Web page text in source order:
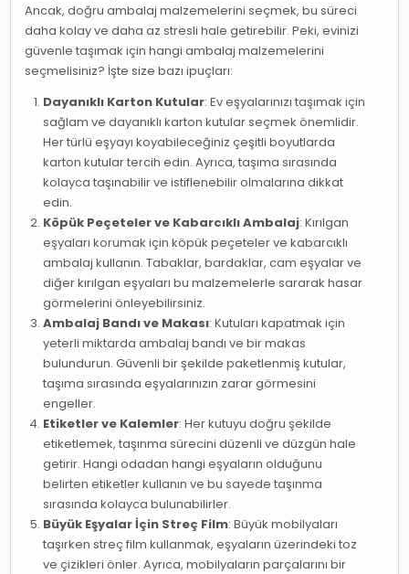
Ancak, doğru ambalaj malzemelerini seçmek, bu süreci
daha kolay ve daha az stresli hale getirebilir. Peki, evinizi
güvenle taşımak için hangi ambalaj malzemelerini
seçmelisiniz? İşte size bazı ipuçları:
Dayanıklı Karton Kutular: Ev eşyalarınızı taşımak için
sağlam ve dayanıklı karton kutular seçmek önemlidir.
Her türlü eşyayı koyabileceğiniz çeşitli boyutlarda
karton kutular tercih edin. Ayrıca, taşıma sırasında
kolayca taşınabilir ve istiflenebilir olmalarına dikkat
edin.
Köpük Peçeteler ve Kabarcıklı Ambalaj: Kırılgan
eşyaları korumak için köpük peçeteler ve kabarcıklı
ambalaj kullanın. Tabaklar, bardaklar, cam eşyalar ve
diğer kırılgan eşyaları bu malzemelerle sararak hasar
görmelerini önleyebilirsiniz.
Ambalaj Bandı ve Makası: Kutuları kapatmak için
yeterli miktarda ambalaj bandı ve bir makas
bulundurun. Güvenli bir şekilde paketlenmiş kutular,
taşıma sırasında eşyalarınızın zarar görmesini
engeller.
Etiketler ve Kalemler: Her kutuyu doğru şekilde
etiketlemek, taşınma sürecini düzenli ve düzgün hale
getirir. Hangi odadan hangi eşyaların olduğunu
belirten etiketler kullanın ve bu sayede taşınma
sırasında kolayca bulunabilirler.
Büyük Eşyalar İçin Streç Film: Büyük mobilyaları
taşırken streç film kullanmak, eşyaların üzerindeki toz
ve çizikleri önler. Ayrıca, mobilyaların parçalarını bir